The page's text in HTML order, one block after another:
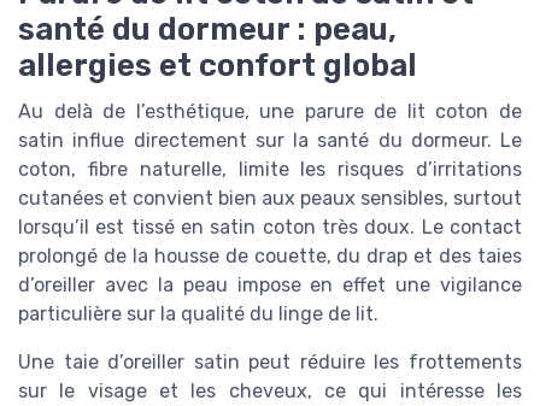
santé du dormeur : peau,
allergies et confort global
Au delà de l’esthétique, une parure de lit coton de
satin influe directement sur la santé du dormeur. Le
coton, fibre naturelle, limite les risques d’irritations
cutanées et convient bien aux peaux sensibles, surtout
lorsqu’il est tissé en satin coton très doux. Le contact
prolongé de la housse de couette, du drap et des taies
d’oreiller avec la peau impose en effet une vigilance
particulière sur la qualité du linge de lit.
Une taie d’oreiller satin peut réduire les frottements
sur le visage et les cheveux, ce qui intéresse les